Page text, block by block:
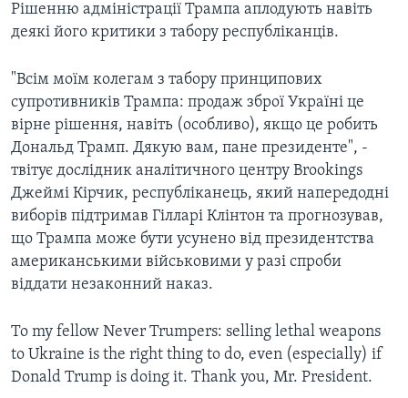
Рішенню адміністрації Трампа аплодують навіть
деякі його критики з табору республіканців.
"Всім моїм колегам з табору принципових
супротивників Трампа: продаж зброї Україні це
вірне рішення, навіть (особливо), якщо це робить
Дональд Трамп. Дякую вам, пане президенте", -
твітує дослідник аналітичного центру Brookings
Джеймі Кірчик, республіканець, який напередодні
виборів підтримав Гілларі Клінтон та прогнозував,
що Трампа може бути усунено від президентства
американськими військовими у разі спроби
віддати незаконний наказ.
To my fellow Never Trumpers: selling lethal weapons
to Ukraine is the right thing to do, even (especially) if
Donald Trump is doing it. Thank you, Mr. President.